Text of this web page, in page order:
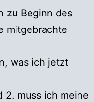
zu Beginn des
mitgebrachte
was ich jetzt
2. muss ich meine